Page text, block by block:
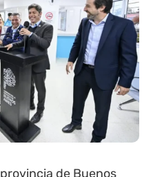
provincia de Buenos